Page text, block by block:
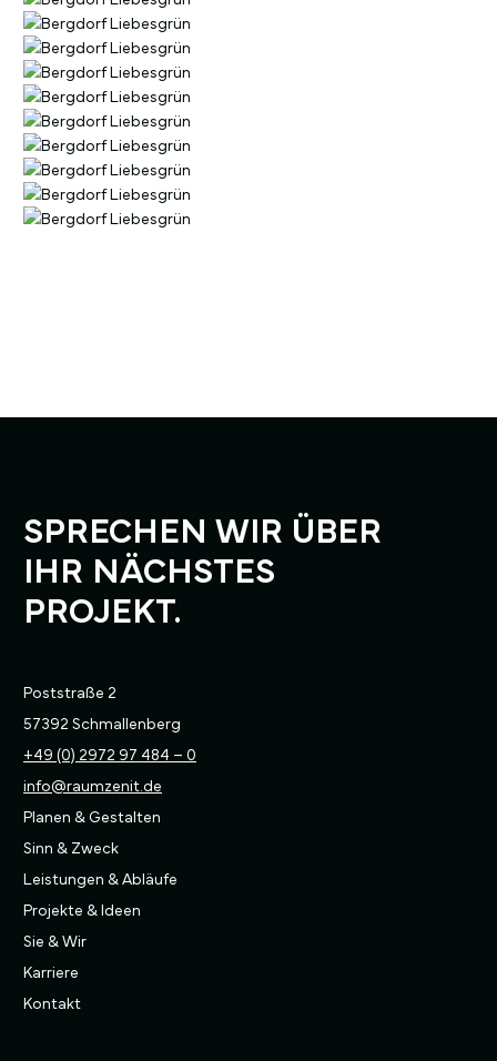
SPRECHEN WIR ÜBER
IHR NÄCHSTES
PROJEKT.
Poststraße 2
57392 Schmallenberg
+49 (0) 2972 97 484 – 0
info@raumzenit.de
Planen & Gestalten
Sinn & Zweck
Leistungen & Abläufe
Projekte & Ideen
Sie & Wir
Karriere
Kontakt